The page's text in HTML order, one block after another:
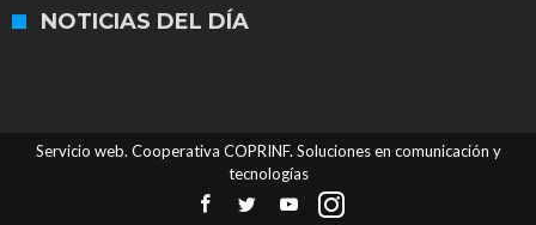
NOTICIAS DEL DÍA
Servicio web. Cooperativa COPRINF. Soluciones en comunicación y
tecnologías